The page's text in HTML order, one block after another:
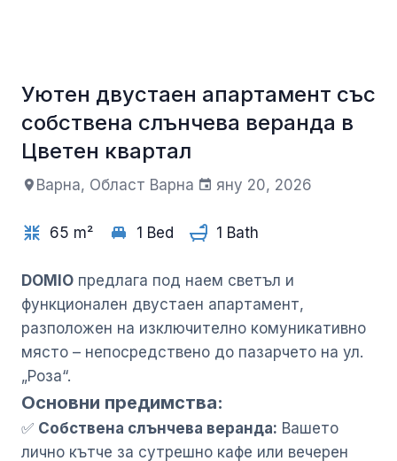
+1
Уютен двустаен апартамент със
собствена слънчева веранда в
Цветен квартал
Варна, Област Варна яну 20, 2026
65 m² 1 Bed 1 Bath
DOMIO предлага под наем светъл и
функционален двустаен апартамент,
разположен на изключително комуникативно
място – непосредствено до пазарчето на ул.
„Роза“.
Основни предимства:
✅ Собствена слънчева веранда: Вашето
лично кътче за сутрешно кафе или вечерен